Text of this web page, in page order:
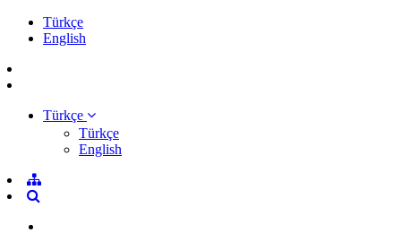
Türkçe
English
Türkçe
Türkçe
English